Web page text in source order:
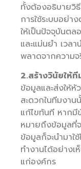
ทั้งต้องอธิบายวิ
การใช้ระบบอย่า
ให้เป็นปัจจุบันต
และแม่นยำ เวล
พลาดจากความจ
2.สร้างวินัยให้ที
ข้อมูลและส่งให้
สะดวกในทีมงา
แก้ไขทันที หาก
หมายถึงข้อมูลที่
ข้อมูลก็จะนำมา
ทำงานได้อย่าง
แก่องค์กร